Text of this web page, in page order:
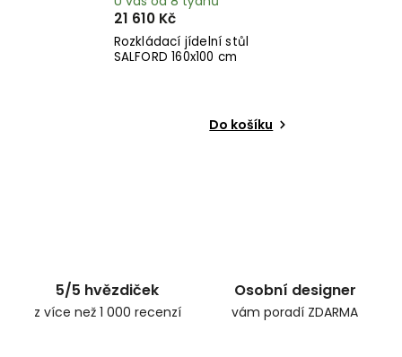
Rozkládací jídelní stůl
SALFORD 160x100 cm
21 610 Kč
Do košíku
5/5 hvězdiček
z více než 1 000 recenzí
Osobní designer
vám poradí ZDARMA